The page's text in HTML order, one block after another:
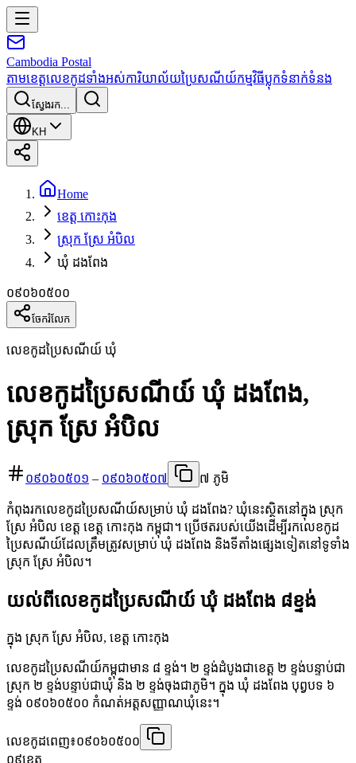
Cambodia Postal
តាមខេត្តលេខកូដទាំងអស់ការិយាល័យប្រៃសណីយ៍កម្មវិធីប្លុកទំនាក់ទំនង
ស្វែងរក...
KH
Home
ខេត្ត កោះកុង
ស្រុក ស្រែ អំបិល
ឃុំ ដងពែង
០៩០៦០៥០០
ចែករំលែក
លេខកូដប្រៃសណីយ៍ ឃុំ
លេខកូដប្រៃសណីយ៍ ឃុំ ដងពែង,
ស្រុក ស្រែ អំបិល
០៩០៦០៥០១ – ០៩០៦០៥០៧ ៧ ភូមិ
កំពុងរកលេខកូដប្រៃសណីយ៍សម្រាប់ ឃុំ ដងពែង? ឃុំនេះស្ថិតនៅក្នុង ស្រុក
ស្រែ អំបិល ខេត្ត ខេត្ត កោះកុង កម្ពុជា។ ប្រើថតរបស់យើងដើម្បីរកលេខកូដ
ប្រៃសណីយ៍ដែលត្រឹមត្រូវសម្រាប់ ឃុំ ដងពែង និងទីតាំងផ្សេងទៀតនៅទូទាំង
ស្រុក ស្រែ អំបិល។
យល់ពីលេខកូដប្រៃសណីយ៍ ឃុំ ដងពែង ៨ខ្ទង់
ក្នុង ស្រុក ស្រែ អំបិល, ខេត្ត កោះកុង
លេខកូដប្រៃសណីយ៍កម្ពុជាមាន ៨ ខ្ទង់។ ២ ខ្ទង់ដំបូងជាខេត្ត ២ ខ្ទង់បន្ទាប់ជា
ស្រុក ២ ខ្ទង់បន្ទាប់ជាឃុំ និង ២ ខ្ទង់ចុងជាភូមិ។ ក្នុង ឃុំ ដងពែង បុព្វបទ ៦
ខ្ទង់ ០៩០៦០៥០០ កំណត់អត្តសញ្ញាណឃុំនេះ។
លេខកូដពេញ៖០៩០៦០៥០០
០៩ខេត្ត